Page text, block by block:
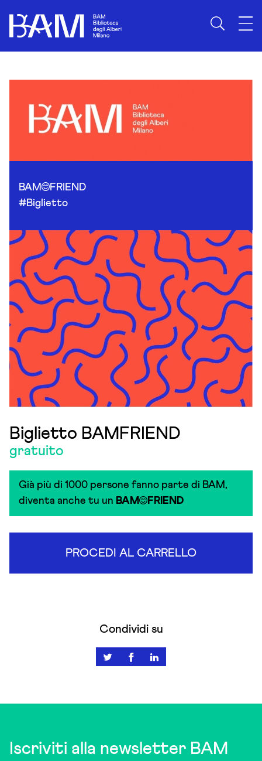
BAM
FRIEND
#Biglietto
Biglietto BAMFRIEND
gratuito
Già più di 1000 persone fanno parte di BAM,
diventa anche tu un BAM FRIEND
PROCEDI AL CARRELLO
Condividi su
Iscriviti alla newsletter BAM